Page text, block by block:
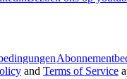
and Terms of Service